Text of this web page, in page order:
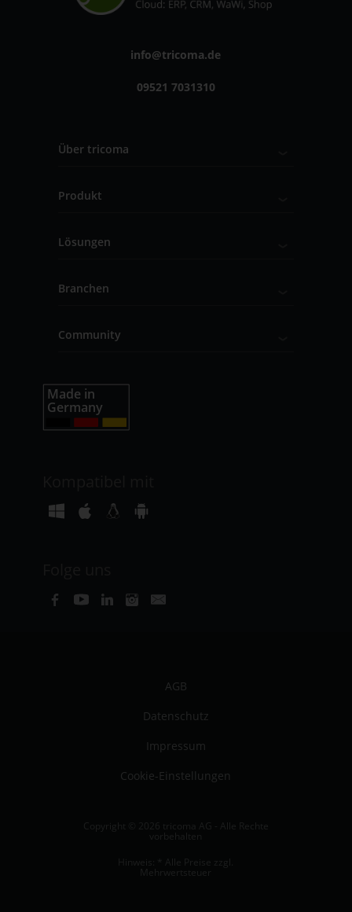
info@tricoma.de
09521 7031310
Über tricoma
Produkt
Lösungen
Branchen
Community
AGB
Datenschutz
Impressum
Cookie-Einstellungen